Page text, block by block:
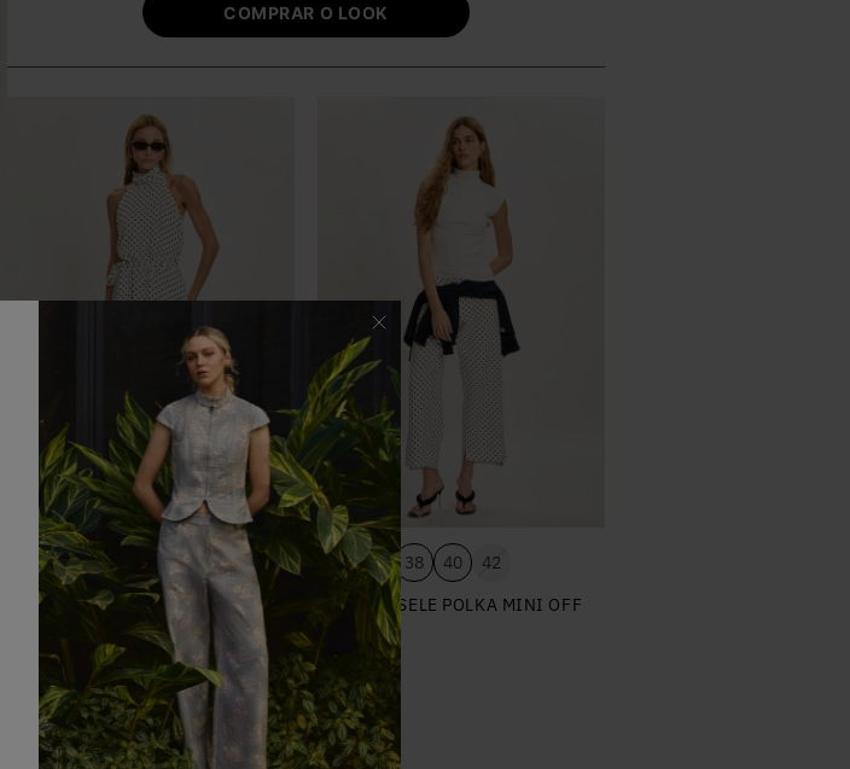
COMPRAR O LOOK
36 38
42
VESTIDO GISELE POLKA MINI OFF
34 36 38 40
42
CALÇA GISELE POLKA MINI OFF
R$ 818,00